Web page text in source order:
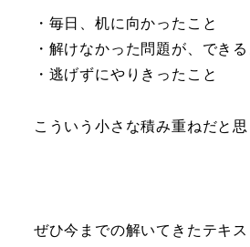
・毎日、机に向かったこと
・解けなかった問題が、でき
・逃げずにやりきったこと
こういう小さな積み重ねだと思
ぜひ今までの解いてきたテキ